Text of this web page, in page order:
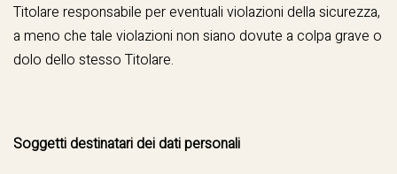
Titolare responsabile per eventuali violazioni della sicurezza,
a meno che tale violazioni non siano dovute a colpa grave o
dolo dello stesso Titolare.
Soggetti destinatari dei dati personali